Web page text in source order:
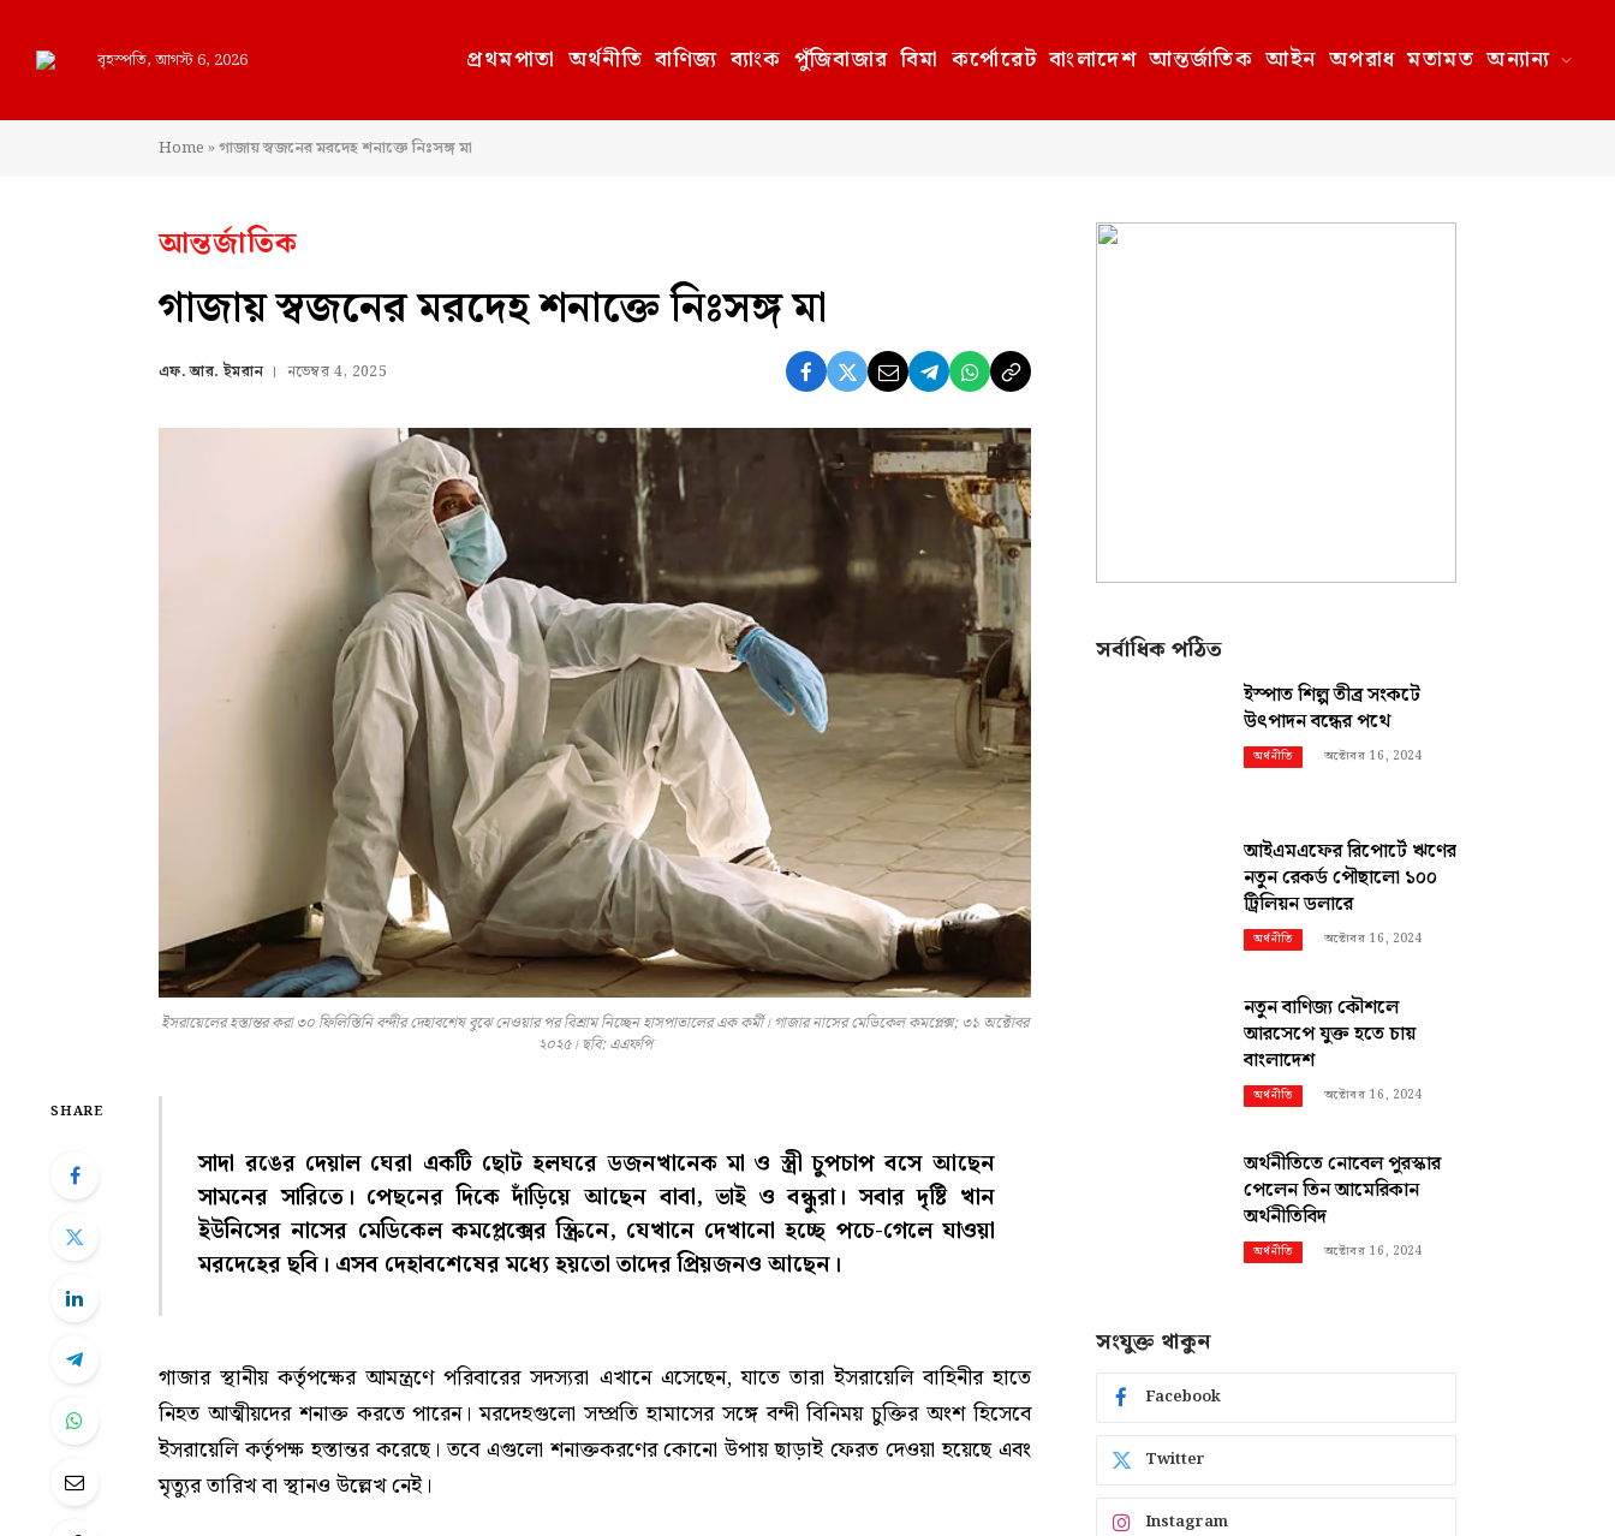
বৃহস্পতি, আগস্ট 6, 2026 প্রথমপাতা অর্থনীতি বাণিজ্য ব্যাংক পুঁজিবাজার বিমা কর্পোরেট বাংলাদেশ আন্তর্জাতিক আইন অপরাধ মতামত অন্যান্য
Home»গাজায় স্বজনের মরদেহ শনাক্তে নিঃসঙ্গ মা
আন্তর্জাতিক
গাজায় স্বজনের মরদেহ শনাক্তে নিঃসঙ্গ মা
এফ. আর. ইমরান নভেম্বর 4, 2025
ইসরায়েলের হস্তান্তর করা ৩০ ফিলিস্তিনি বন্দীর দেহাবশেষ বুঝে নেওয়ার পর বিশ্রাম নিচ্ছেন হাসপাতালের এক কর্মী। গাজার নাসের মেডিকেল কমপ্লেক্স; ৩১ অক্টোবর
২০২৫। ছবি: এএফপি
SHARE
সাদা রঙের দেয়াল ঘেরা একটি ছোট হলঘরে ডজনখানেক মা ও স্ত্রী চুপচাপ বসে আছেন
সামনের সারিতে। পেছনের দিকে দাঁড়িয়ে আছেন বাবা, ভাই ও বন্ধুরা। সবার দৃষ্টি খান
ইউনিসের নাসের মেডিকেল কমপ্লেক্সের স্ক্রিনে, যেখানে দেখানো হচ্ছে পচে-গেলে যাওয়া
মরদেহের ছবি। এসব দেহাবশেষের মধ্যে হয়তো তাদের প্রিয়জনও আছেন।
গাজার স্থানীয় কর্তৃপক্ষের আমন্ত্রণে পরিবারের সদস্যরা এখানে এসেছেন, যাতে তারা ইসরায়েলি বাহিনীর হাতে
নিহত আত্মীয়দের শনাক্ত করতে পারেন। মরদেহগুলো সম্প্রতি হামাসের সঙ্গে বন্দী বিনিময় চুক্তির অংশ হিসেবে
ইসরায়েলি কর্তৃপক্ষ হস্তান্তর করেছে। তবে এগুলো শনাক্তকরণের কোনো উপায় ছাড়াই ফেরত দেওয়া হয়েছে এবং
মৃত্যুর তারিখ বা স্থানও উল্লেখ নেই।
সর্বাধিক পঠিত
ইস্পাত শিল্প তীব্র সংকটে
উৎপাদন বন্ধের পথে
অর্থনীতি অক্টোবর 16, 2024
আইএমএফের রিপোর্টে ঋণের
নতুন রেকর্ড পৌছালো ১০০
ট্রিলিয়ন ডলারে
অর্থনীতি অক্টোবর 16, 2024
নতুন বাণিজ্য কৌশলে
আরসেপে যুক্ত হতে চায়
বাংলাদেশ
অর্থনীতি অক্টোবর 16, 2024
অর্থনীতিতে নোবেল পুরস্কার
পেলেন তিন আমেরিকান
অর্থনীতিবিদ
অর্থনীতি অক্টোবর 16, 2024
সংযুক্ত থাকুন
Facebook
Twitter
Instagram